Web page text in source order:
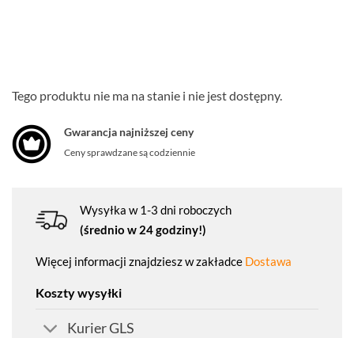
Tego produktu nie ma na stanie i nie jest dostępny.
Gwarancja najniższej ceny
Ceny sprawdzane są codziennie
Wysyłka w 1-3 dni roboczych
(średnio w 24 godziny!)
Więcej informacji znajdziesz w zakładce Dostawa
Koszty wysyłki
Kurier GLS